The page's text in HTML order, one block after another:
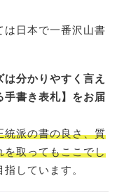
は日本で一番沢山書
分かりやすく言え
手書き表札】をお届
統派の書の良さ、質
を取ってもここでし
しています。